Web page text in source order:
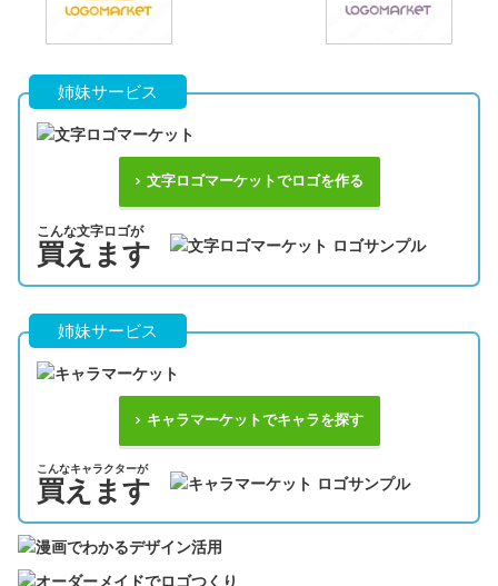
姉妹サービス
文字ロゴマーケットでロゴを作る
こんな文字ロゴが
買えます
姉妹サービス
キャラマーケットでキャラを探す
こんなキャラクターが
買えます